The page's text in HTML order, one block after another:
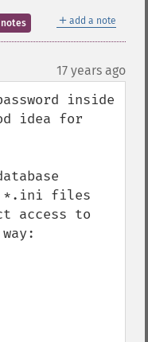
＋ add a note
17 years ago
inside
idea for
*.ini files
access to